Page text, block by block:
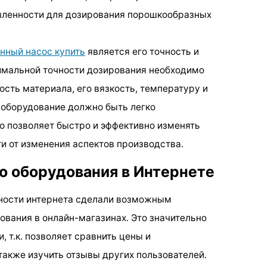
для дозирования порошкообразных
насос купить является его точность и
точности дозирования необходимо
материала, его вязкость, температуру и
должно быть легко
быстро и эффективно изменять
от изменения аспектов производства.
в Интернете
интернета сделали возможным
в онлайн-магазинах. Это значительно
т.к. позволяет сравнить цены и
изучить отзывы других пользователей.